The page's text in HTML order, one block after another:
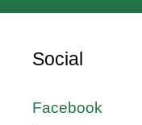
Social
Facebook